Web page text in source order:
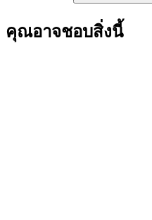
คุณอาจชอบสิ่งนี้